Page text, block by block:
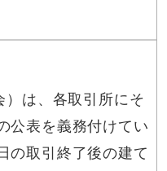
）は、各取引所にそ
公表を義務付けてい
の取引終了後の建て